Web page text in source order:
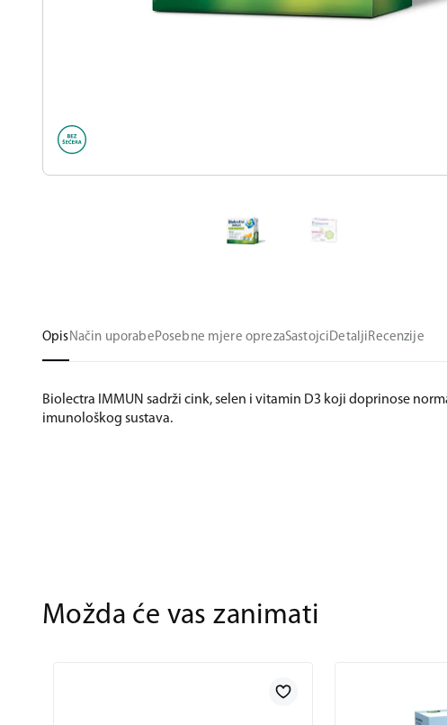
OpisNačin uporabePosebne mjere oprezaSastojciDetaljiRecenzije
Biolectra IMMUN sadrži cink, selen i vitamin D3 koji doprinose
imunološkog sustava.
Možda će vas zanimati